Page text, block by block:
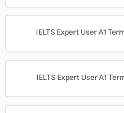
IELTS Expert User A1
IELTS Expert User A1